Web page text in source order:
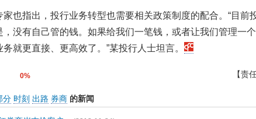
家也指出，投行业务转型也需要相关政策制度的配合。“目前
，没有自己管的钱。如果给我们一笔钱，或者让我们管理一
就更直接、更高效了。”某投行人士坦言。
0% 【责
分 时刻 出路 券商 的新闻